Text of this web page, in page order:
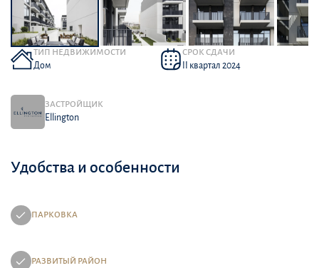
ТИП НЕДВИЖИМОСТИ
Дом
СРОК СДАЧИ
II квартал 2024
ЗАСТРОЙЩИК
Ellington
Удобства и особенности
ПАРКОВКА
РАЗВИТЫЙ РАЙОН